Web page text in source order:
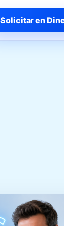
Solicitar en